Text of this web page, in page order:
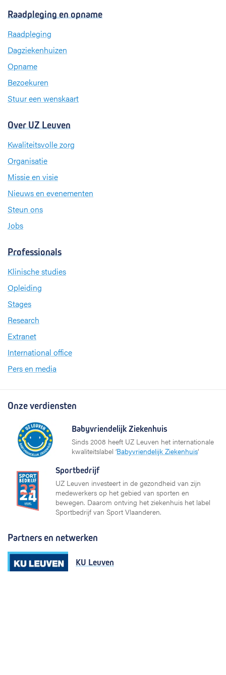
e
t
Raadpleging en opname
Raadpleging
Dagziekenhuizen
Opname
Bezoekuren
Stuur een wenskaart
Over UZ Leuven
Kwaliteitsvolle zorg
Organisatie
Missie en visie
Nieuws en evenementen
Steun ons
Jobs
Professionals
Klinische studies
Opleiding
Stages
Research
Extranet
International office
Pers en media
Onze verdiensten
Babyvriendelijk Ziekenhuis
Sinds 2008 heeft UZ Leuven het internationale
kwaliteitslabel ‘Babyvriendelijk Ziekenhuis’
Sportbedrijf
UZ Leuven investeert in de gezondheid van zijn
medewerkers op het gebied van sporten en
bewegen. Daarom ontving het ziekenhuis het label
Sportbedrijf van Sport Vlaanderen.
Partners en netwerken
KU Leuven